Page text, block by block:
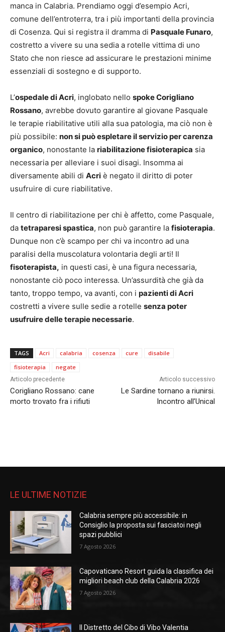
manca in Calabria. Prendiamo oggi d’esempio Acri,
comune dell’entroterra, tra i più importanti della provincia
di Cosenza. Qui si registra il dramma di Pasquale Funaro,
costretto a vivere su una sedia a rotelle vittima di uno
Stato che non riesce ad assicurare le prestazioni minime
essenziali di sostegno e di supporto.
L’ospedale di Acri, inglobato nello spoke Corigliano
Rossano, avrebbe dovuto garantire al giovane Pasquale
le terapie riabilitative utili alla sua patologia, ma ciò non è
più possibile: non si può espletare il servizio per carenza
organico, nonostante la riabilitazione fisioterapica sia
necessaria per alleviare i suoi disagi. Insomma ai
diversamente abili di Acri è negato il diritto di poter
usufruire di cure riabilitative.
Il centro di riabilitazione per chi è affetto, come Pasquale,
da tetraparesi spastica, non può garantire la fisioterapia.
Dunque non c’è scampo per chi va incontro ad una
paralisi della muscolatura volontaria degli arti! Il
fisoterapista, in questi casi, è una figura necessaria,
nonostante ciò poco interessa. Un’assurdità che già da
tanto, troppo tempo, va avanti, con i pazienti di Acri
costretti a vivere sulle sedie a rotelle senza poter
usufruire delle terapie necessarie.
TAGS Acri calabria cosenza cure
disabile
fisioterapia
negate
Articolo precedente
Corigliano Rossano: cane
morto trovato fra i rifiuti
Articolo successivo
Le Sardine tornano a riunirsi.
Incontro all’Unical
LE ULTIME NOTIZIE
Calabria sempre più accessibile: in
Consiglio la proposta sui fasciatoi negli
spazi pubblici
7 Agosto 2026
Capovaticano Resort guida la classifica dei
migliori beach club della Calabria 2026
7 Agosto 2026
Il Distretto del Cibo di Vibo Valentia